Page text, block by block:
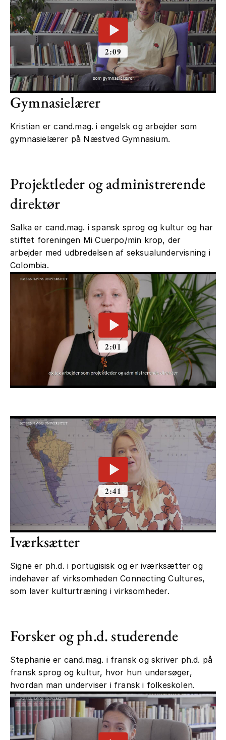
Gymnasielærer
Kristian er cand.mag. i engelsk og arbejder som
gymnasielærer på Næstved Gymnasium.
Projektleder og administrerende
direktør
Salka er cand.mag. i spansk sprog og kultur og har
stiftet foreningen Mi Cuerpo/min krop, der
arbejder med udbredelsen af seksualundervisning i
Colombia.
Iværksætter
Signe er ph.d. i portugisisk og er iværksætter og
indehaver af virksomheden Connecting Cultures,
som laver kulturtræning i virksomheder.
Forsker og ph.d. studerende
Stephanie er cand.mag. i fransk og skriver ph.d. på
fransk sprog og kultur, hvor hun undersøger,
hvordan man underviser i fransk i folkeskolen.